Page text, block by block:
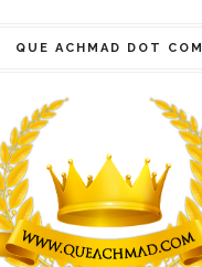
QUE ACHMAD DOT COM